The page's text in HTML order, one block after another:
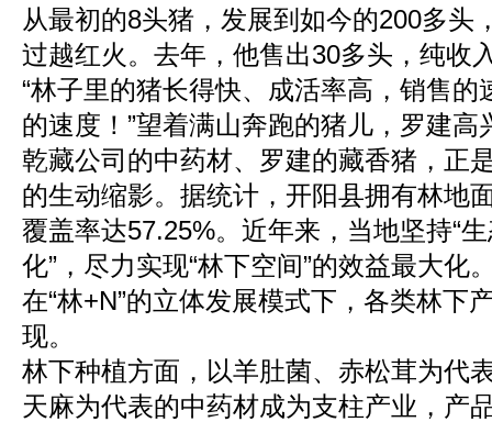
从最初的8头猪，发展到如今的200多头
过越红火。去年，他售出30多头，纯收
“林子里的猪长得快、成活率高，销售
的速度！”望着满山奔跑的猪儿，罗建高
乾藏公司的中药材、罗建的藏香猪，正
的生动缩影。据统计，开阳县拥有林地
覆盖率达57.25%。近年来，当地坚持“
化”，尽力实现“林下空间”的效益最大化
在“林+N”的立体发展模式下，各类林下
现。
林下种植方面，以羊肚菌、赤松茸为代
天麻为代表的中药材成为支柱产业，产